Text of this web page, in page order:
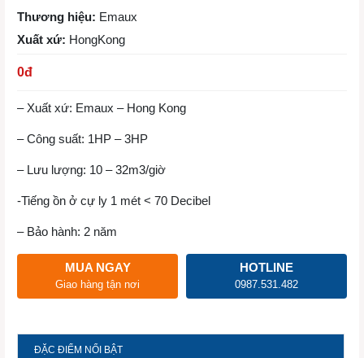
0đ
– Xuất xứ: Emaux – Hong Kong
– Công suất: 1HP – 3HP
– Lưu lượng: 10 – 32m3/giờ
-Tiếng ồn ở cự ly 1 mét < 70 Decibel
– Bảo hành: 2 năm
Thương hiệu: Emaux
Xuất xứ: HongKong
MUA NGAY
Giao hàng tận nơi
HOTLINE
0987.531.482
ĐẶC ĐIỂM NỔI BẬT